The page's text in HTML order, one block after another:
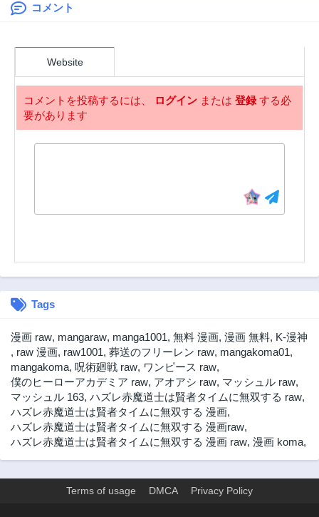
した～コメント
Website
コメントを投稿するには、 ログイン または 登録する必
要があります
Tags
漫画 raw, mangaraw, manga1001, 無料 漫画, 漫画 無料, K-漫神
, raw 漫画, raw1001, 葬送のフリーレン raw, mangakoma01,
mangakoma, 呪術廻戦 raw, ワンピース raw,
僕のヒーローアカデミア raw, アオアシ raw, マッシュル raw,
マッシュル 163, ハズレ赤魔道士は賢者タイムに無双する raw,
ハズレ赤魔道士は賢者タイムに無双する 漫画,
ハズレ赤魔道士は賢者タイムに無双する 漫画raw,
ハズレ赤魔道士は賢者タイムに無双する 漫画 raw, 漫画 koma,
Terms of usage DMCA Privacy Policy